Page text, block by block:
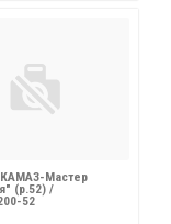
КАМАЗ-Мастер
(р.52) /
52